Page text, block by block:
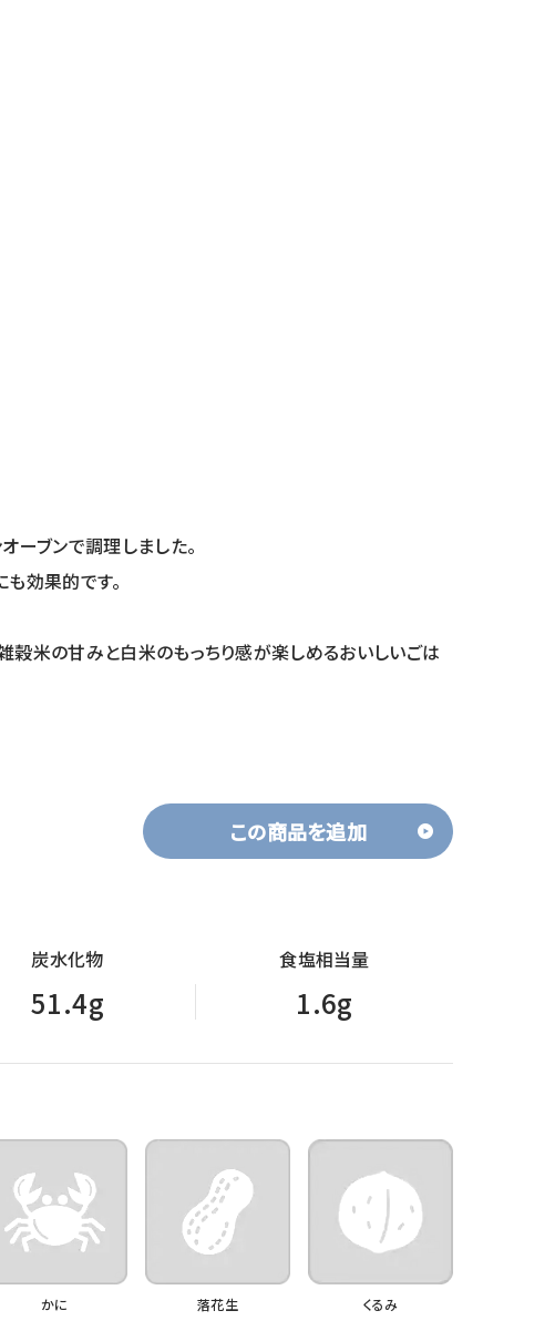
ーブンで調理しました。
効果的です。
穀米の甘みと白米のもっちり感が楽しめるおいしいごは
この商品を追加
炭水化物
51.4g
食塩相当量
1.6g
かに 落花生 くるみ